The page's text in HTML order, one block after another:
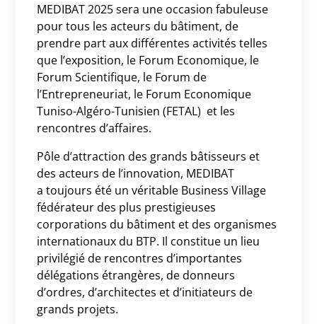
MEDIBAT 2025 sera une occasion fabuleuse
pour tous les acteurs du bâtiment, de
prendre part aux différentes activités telles
que l’exposition, le Forum Economique, le
Forum Scientifique, le Forum de
l’Entrepreneuriat, le Forum Economique
Tuniso-Algéro-Tunisien (FETAL) et les
rencontres d’affaires.
Pôle d’attraction des grands bâtisseurs et
des acteurs de l’innovation, MEDIBAT
a toujours été un véritable Business Village
fédérateur des plus prestigieuses
corporations du bâtiment et des organismes
internationaux du BTP. Il constitue un lieu
privilégié de rencontres d’importantes
délégations étrangères, de donneurs
d’ordres, d’architectes et d’initiateurs de
grands projets.